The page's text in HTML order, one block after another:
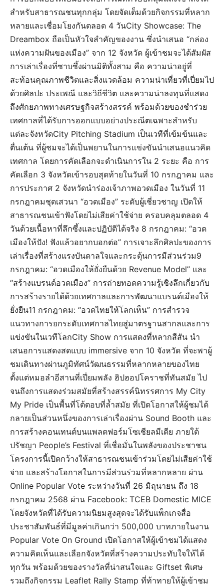
สำหรับสาธารณชนทุกกลุ่ม โดยจัดเต็มด้วยกิจกรรมที่หลาก
หลายและเชื่อมโยงกันตลอด 4 วันCity Showcase: The
Dreambox ถือเป็นหัวใจสำคัญของงาน ซึ่งนำเสนอ “กล่อง
แห่งความฝันของเมือง” จาก 12 จังหวัด ผู้เข้าชมจะได้สัมผัส
การเล่าเรื่องที่ซาบซึ้งผ่านมิติทั้งสาม คือ ความน่าอยู่ที่
สะท้อนคุณภาพชีวิตและสิ่งแวดล้อม ความน่าเที่ยวที่เปี่ยมไป
ด้วยศิลปะ ประเพณี และวิถีชีวิต และความน่าลงทุนที่แสดง
ถึงศักยภาพทางเศรษฐกิจสร้างสรรค์ พร้อมด้วยของชำร่วย
เทศกาลที่ได้รับการออกแบบอย่างประณีตเฉพาะสำหรับ
แต่ละจังหวัดCity Pitching Stadium เป็นเวทีที่เข้มข้นและ
ตื่นเต้น ที่ผู้ชมจะได้เป็นพยานในการแข่งขันนำเสนอแนวคิด
เทศกาล โดยการคัดเลือกจะดำเนินการใน 2 ระยะ คือ การ
คัดเลือก 3 จังหวัดเข้ารอบสุดท้ายในวันที่ 10 กรกฎาคม และ
การประกาศ 2 จังหวัดนำร่องเจ้าภาพอวดเมือง ในวันที่ 11
กรกฎาคมชุดเสวนา “อวดเมือง” ระดับผู้เชี่ยวชาญ เปิดให้
สาธารณชนเข้าฟังโดยไม่เสียค่าใช้จ่าย ครอบคลุมตลอด 4
วันด้วยเนื้อหาที่ลึกซึ้งและปฏิบัติได้จริง 8 กรกฎาคม: “อวด
เมืองให้ปัง! ฟังแล้วอยากบอกต่อ” การเจาะลึกศิลปะของการ
เล่าเรื่องที่สร้างแรงบันดาลใจและกระตุ้นการมีส่วนร่วม9
กรกฎาคม: “อวดเมืองให้ยั่งยืนด้วย Revenue Model” และ
“สร้างแบรนด์อวดเมือง” การถ่ายทอดความรู้เชิงลึกเกี่ยวกับ
การสร้างรายได้ด้วยเทศกาลและการพัฒนาแบรนด์เมืองให้
ยั่งยืน11 กรกฎาคม: “อวดไทยให้โลกเห็น” การสำรวจ
แนวทางการยกระดับเทศกาลไทยสู่มาตรฐานสากลและการ
แข่งขันในเวทีโลกCity Show การแสดงที่หลากสีสัน นำ
เสนอการแสดงสดแบบ immersive จาก 10 จังหวัด ที่จะพาผู้
ชมเดินทางผ่านภูมิทัศน์วัฒนธรรมที่หลากหลายของไทย
ตั้งแต่หมอลำอีสานที่เปี่ยมพลัง ฮิปฮอปโคราชที่ทันสมัย ไป
จนถึงการแสดงร่วมสมัยที่สร้างสรรค์นิทรรศการ My City
My Pride เป็นพื้นที่โต้ตอบที่ล้ำสมัย ที่เปิดโอกาสให้ผู้ชมได้
กลายเป็นส่วนหนึ่งของการเล่าเรื่องผ่าน Sound Booth และ
การสร้างคอนเทนต์บนแพลตฟอร์มโซเชียลมีเดีย ภายใต้
ปรัชญา People’s Festival ที่เชื่อมั่นในพลังของประชาชน
โครงการนี้เปิดกว้างให้สาธารณชนเข้าร่วมโดยไม่เสียค่าใช้
จ่าย และสร้างโอกาสในการมีส่วนร่วมที่หลากหลาย ผ่าน
Online Popular Vote ระหว่างวันที่ 26 มิถุนายน ถึง 18
กรกฎาคม 2568 ผ่าน Facebook: TCEB Domestic MICE
โดยจังหวัดที่ได้รับความนิยมสูงสุดจะได้รับแพ็กเกจสื่อ
ประชาสัมพันธ์ที่มีมูลค่าเกินกว่า 500,000 บาทภายในงาน
Popular Vote On Ground เปิดโอกาสให้ผู้เข้าชมได้แสดง
ความคิดเห็นและเลือกจังหวัดที่สร้างความประทับใจให้ได้
ทุกวัน พร้อมด้วยของรางวัลที่น่าสนใจและ Giftset พิเศษ
รวมถึงกิจกรรม Leaflet Rally Stamp ที่ท้าทายให้ผู้เข้าชม